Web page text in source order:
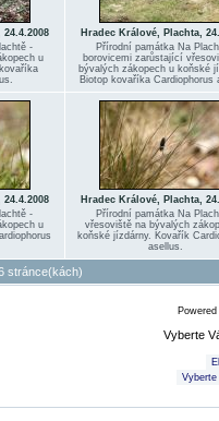
-
u
Hradec Králové, Plachta,
Přírodní památka Na
borovicemi zarůstající
bývalých zákopech u koňské
Biotop kovaříka Cardiophorus
-
u
Hradec Králové, Plachta,
Přírodní památka Na
vřesoviště na bývalých
koňské jízdárny. Kovařík
asellus.
stránce(kách)
Vyberte